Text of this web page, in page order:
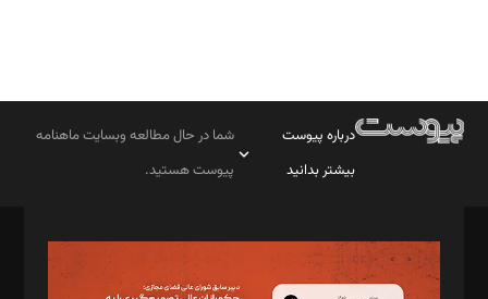
درباره پیوست
بیشتر بدانید
شما در حال مطالعه وبسایت ماهنامه
پیوست هستید.
مدیر مسئول: محمدباقر اثنی‌عشری
سردبیر: مهرک محمودی